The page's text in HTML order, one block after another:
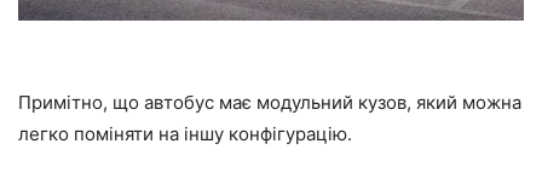
Примітно, що автобус має модульний кузов, який можна
легко поміняти на іншу конфігурацію.